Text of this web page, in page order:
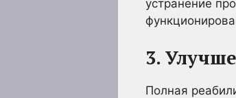
устранение
3.
Полная